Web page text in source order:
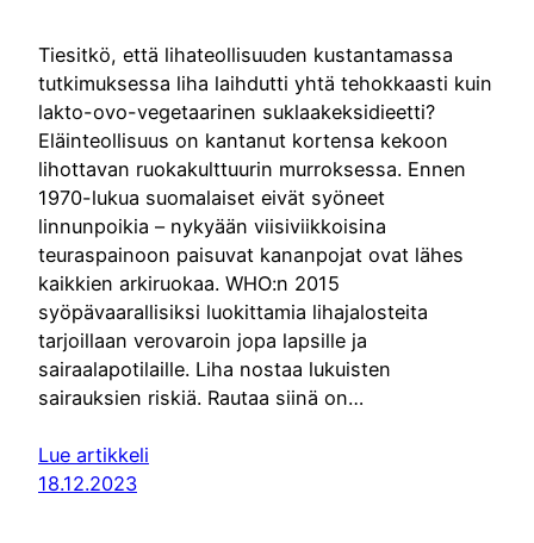
Tiesitkö, että lihateollisuuden kustantamassa
tutkimuksessa liha laihdutti yhtä tehokkaasti kuin
lakto-ovo-vegetaarinen suklaakeksidieetti?
Eläinteollisuus on kantanut kortensa kekoon
lihottavan ruokakulttuurin murroksessa. Ennen
1970-lukua suomalaiset eivät syöneet
linnunpoikia – nykyään viisiviikkoisina
teuraspainoon paisuvat kananpojat ovat lähes
kaikkien arkiruokaa. WHO:n 2015
syöpävaarallisiksi luokittamia lihajalosteita
tarjoillaan verovaroin jopa lapsille ja
sairaalapotilaille. Liha nostaa lukuisten
sairauksien riskiä. Rautaa siinä on…
Lue artikkeli
18.12.2023